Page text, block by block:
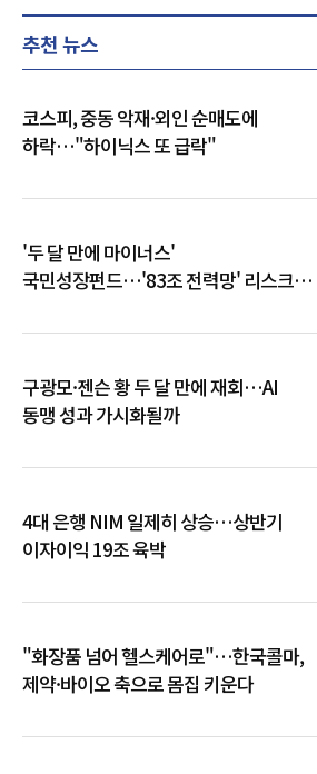
추천 뉴스
코스피, 중동 악재·외인 순매도에
하락…"하이닉스 또 급락"
'두 달 만에 마이너스'
국민성장펀드…'83조 전력망' 리스크
구광모·젠슨 황 두 달 만에 재회…AI
동맹 성과 가시화될까
4대 은행 NIM 일제히 상승…상반기
이자이익 19조 육박
"화장품 넘어 헬스케어로"…한국콜마,
제약·바이오 축으로 몸집 키운다